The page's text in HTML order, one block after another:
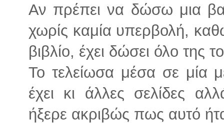
Αν πρέπει να δώσω μια
χωρίς καμία υπερβολή,
βιβλίο, έχει δώσει όλο της
Το τελείωσα μέσα σε μία
έχει κι άλλες σελίδες
ήξερε ακριβώς πως αυτό